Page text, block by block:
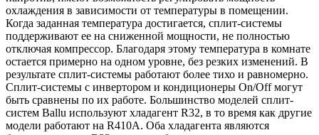
охлаждения в зависимости от температуры в помещении.
Когда заданная температура достигается, сплит-системы
поддерживают ее на сниженной мощности, не полностью
отключая компрессор. Благодаря этому температура в комнате
остается примерно на одном уровне, без резких изменений. В
результате сплит-системы работают более тихо и равномерно.
Сплит-системы с инвертором и кондиционеры On/Off могут
быть сравнены по их работе. Большинство моделей сплит-
систем Ballu используют хладагент R32, в то время как другие
модели работают на R410A. Оба хладагента являются